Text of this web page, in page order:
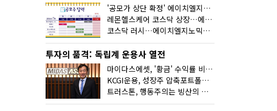
'공모가 상단 확정' 에이치엘지노믹스 청약
레몬헬스케어 코스닥 상장…에이치엘지노믹스 수요예측
코스닥 러시…에이치엘지노믹스 수요예측·레메디 청약
투자의 품격: 독립계 운용사 열전
마이다스에셋, '황금' 수익률 비결은 '꾸준함'
KCGI운용, 성장주 압축포트폴리오로 새 길을 그리다
트러스톤, 행동주의는 빙산의 일각...진정한 힘은 '주식형 강자'